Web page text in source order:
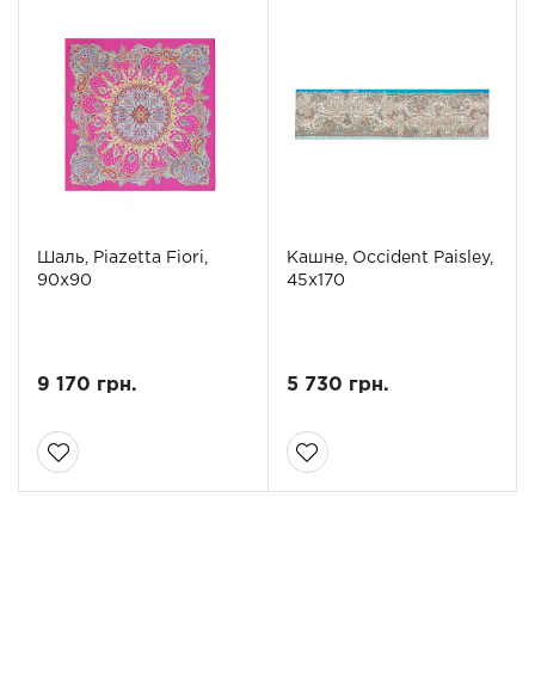
Шаль, Piazetta Fiori,
90х90
9 170 грн.
Кашне, Occident Paisley,
45х170
5 730 грн.